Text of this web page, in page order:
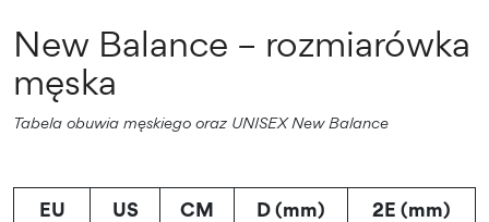
New Balance – rozmiarówka
męska
Tabela obuwia męskiego oraz UNISEX New Balance
EU US CM D (mm) 2E (mm)